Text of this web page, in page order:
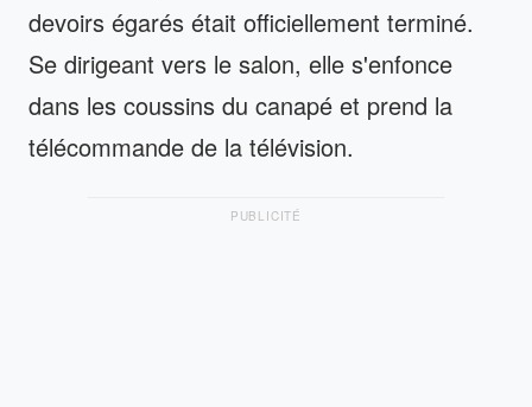
devoirs égarés était officiellement terminé.
Se dirigeant vers le salon, elle s'enfonce
dans les coussins du canapé et prend la
télécommande de la télévision.
PUBLICITÉ